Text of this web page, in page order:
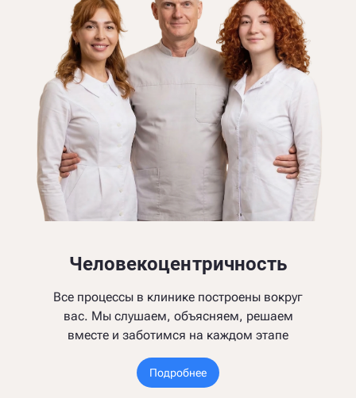
Человекоцентричность
Все процессы в клинике построены вокруг
вас. Мы слушаем, объясняем, решаем
вместе и заботимся на каждом этапе
Подробнее